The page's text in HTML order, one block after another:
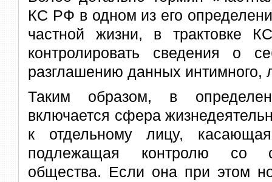
КС РФ в одном из его
частной жизни, в трактовке
контролировать сведения о
разглашению данных интимного,
Таким образом, в
включается сфера
к отдельному лицу,
подлежащая контролю со
общества. Если она при этом